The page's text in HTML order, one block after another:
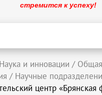
стремится к успеху!
Наука и инновации / Общая
/ Научные
центр «Брянская